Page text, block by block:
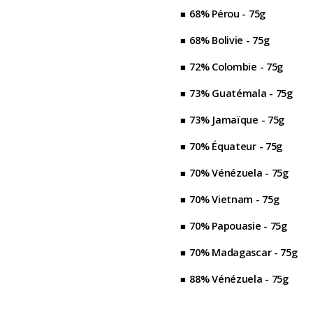
68% Pérou - 75g
68% Bolivie - 75g
72% Colombie - 75g
73% Guatémala - 75g
73% Jamaïque - 75g
70% Équateur - 75g
70% Vénézuela - 75g
70% Vietnam - 75g
70% Papouasie - 75g
70% Madagascar - 75g
88% Vénézuela - 75g